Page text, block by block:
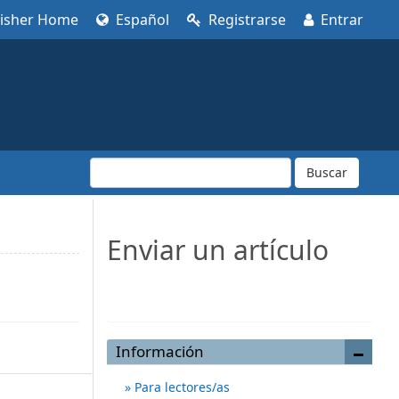
Home Español Registrarse Entrar
Buscar
Enviar un artículo
Información
Para lectores/as